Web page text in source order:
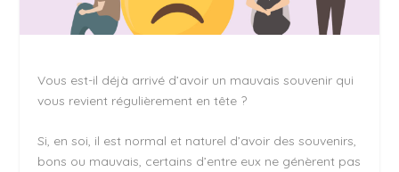
Vous est-il déjà arrivé d’avoir un mauvais souvenir qui
vous revient régulièrement en tête ?
Si, en soi, il est normal et naturel d’avoir des souvenirs,
bons ou mauvais, certains d’entre eux ne génèrent pas